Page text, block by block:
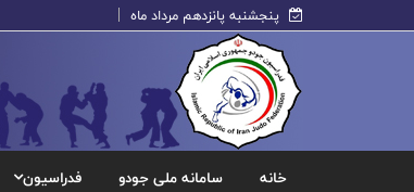
پنجشنبه پانزدهم مرداد ماه
خانه سامانه ملی جودو فدراسیون